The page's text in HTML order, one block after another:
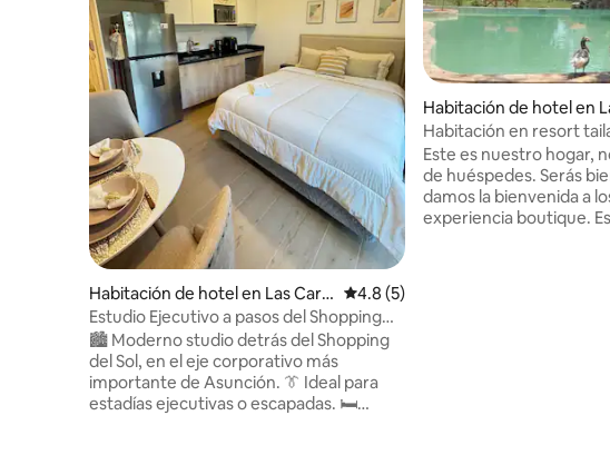
Habitación de hotel en Las Car
melitas
Calificación promedio: 4.8 de 5, 5
4.8 (5)
Estudio Ejecutivo a pasos del Shopping
del sol
🏙️ Moderno studio detrás del Shopping
del Sol, en el eje corporativo más
importante de Asunción. 👔 Ideal para
estadías ejecutivas o escapadas. 🛏️
Habitación de hotel en
mena
Habitación en resort
jacuzzi
Este es nuestro hogar,
de huéspedes. Serás
damos la bienvenida a
experiencia boutique.